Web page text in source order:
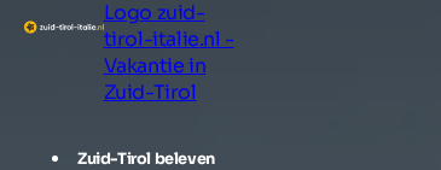
Logo zuid-
tirol-italie.nl -
Vakantie in
Zuid-Tirol
Zuid-Tirol beleven